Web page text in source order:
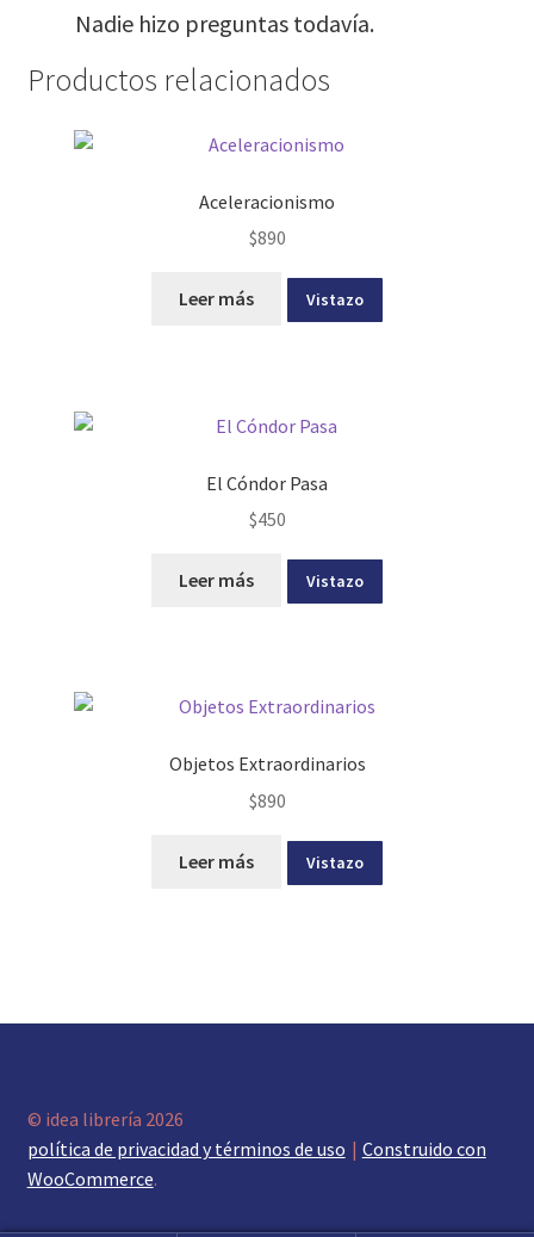
Nadie hizo preguntas todavía.
Productos relacionados
Aceleracionismo
$890
Leer más Vistazo
El Cóndor Pasa
$450
Leer más Vistazo
Objetos Extraordinarios
$890
Leer más Vistazo
© idea librería 2026
política de privacidad y términos de uso
Construido con
WooCommerce.